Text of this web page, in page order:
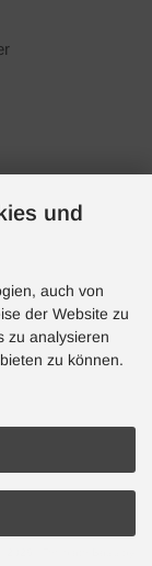
und
auch von
der Website zu
zu analysieren
zu können.